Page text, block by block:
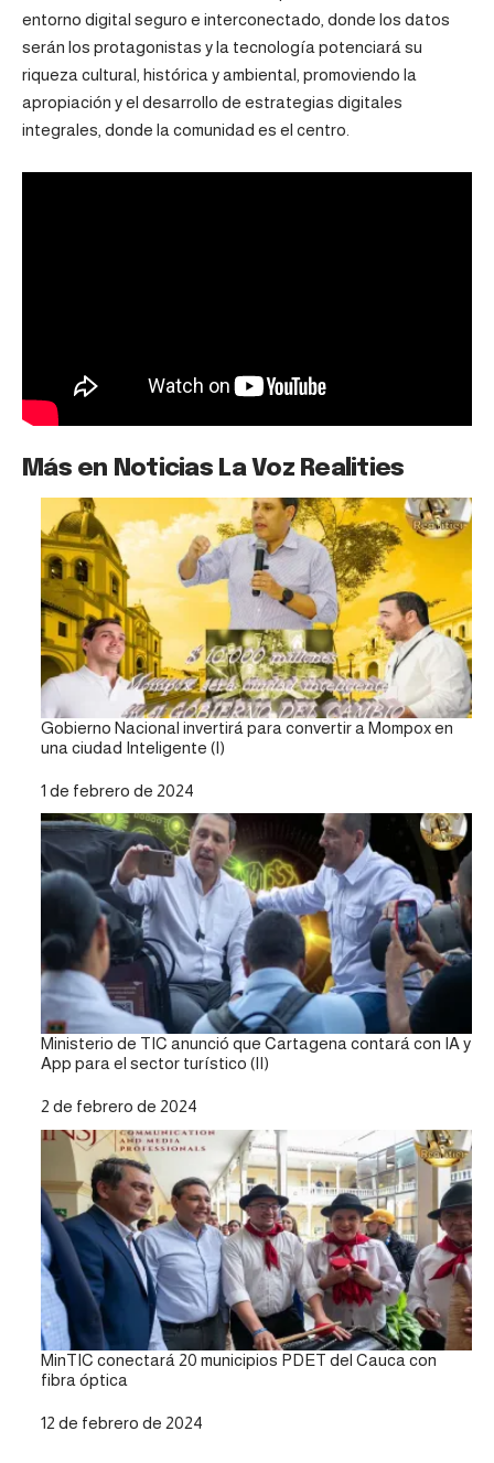
entorno digital seguro e interconectado, donde los datos
serán los protagonistas y la tecnología potenciará su
riqueza cultural, histórica y ambiental, promoviendo la
apropiación y el desarrollo de estrategias digitales
integrales, donde la comunidad es el centro.
Más en Noticias La Voz Realities
Gobierno Nacional invertirá para convertir a Mompox en
una ciudad Inteligente (I)
Fecha
1 de febrero de 2024
Ministerio de TIC anunció que Cartagena contará con IA y
App para el sector turístico (II)
Fecha
2 de febrero de 2024
MinTIC conectará 20 municipios PDET del Cauca con
fibra óptica
Fecha
12 de febrero de 2024